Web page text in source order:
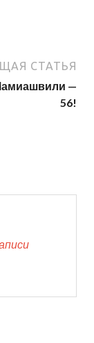
СТАТЬЯ
—
56!